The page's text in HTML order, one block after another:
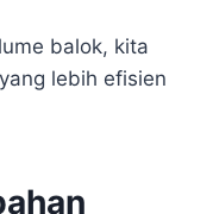
balok, kita
lebih efisien